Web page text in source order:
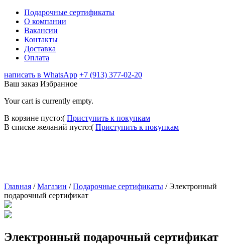
Подарочные сертификаты
О компании
Вакансии
Контакты
Доставка
Оплата
написать в WhatsApp +7 (913) 377-02-20
Ваш заказ Избранное
Your cart is currently empty.
В корзине пусто:( Приступить к покупкам
В списке желаний пусто:( Приступить к покупкам
Главная /Магазин /Подарочные сертификаты /Электронный
подарочный сертификат
Электронный подарочный сертификат